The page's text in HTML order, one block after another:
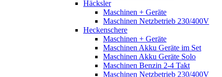
Häcksler
Maschinen + Geräte
Maschinen Netzbetrieb 230/400V
Heckenschere
Maschinen + Geräte
Maschinen Akku Geräte im Set
Maschinen Akku Geräte Solo
Maschinen Benzin 2-4 Takt
Maschinen Netzbetrieb 230/400V